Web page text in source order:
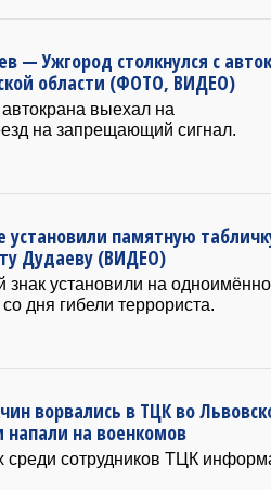
— Ужгород столкнулся с
области (ФОТО, ВИДЕО)
выехал на
на запрещающий сигнал.
установили памятную
Дудаеву (ВИДЕО)
знак установили на
дня гибели террориста.
ворвались в ТЦК во
напали на военкомов
среди сотрудников ТЦК